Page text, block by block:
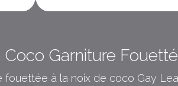
Coco Garniture
fouettée à la noix de coco Gay